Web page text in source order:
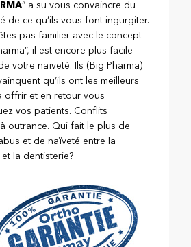
” a su vous convaincre du
de ce qu’ils vous font ingurgiter.
pas familier avec le concept
il est encore plus facile
votre naïveté. Ils (Big Pharma)
qu’ils ont les meilleurs
offrir et en retour vous
vos patients. Conflits
à outrance. Qui fait le plus de
et de naïveté entre la
la dentisterie?